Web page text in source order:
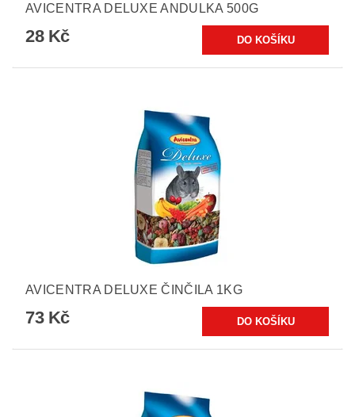
AVICENTRA DELUXE ANDULKA 500G
28 Kč
AVICENTRA DELUXE ČINČILA 1KG
73 Kč